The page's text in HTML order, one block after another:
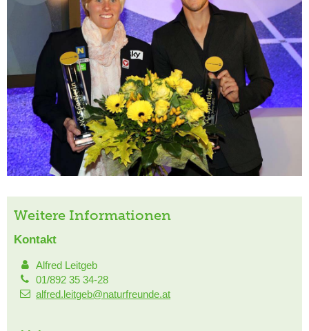
Weitere Informationen
Kontakt
Alfred Leitgeb
01/892 35 34-28
alfred.leitgeb@naturfreunde.at